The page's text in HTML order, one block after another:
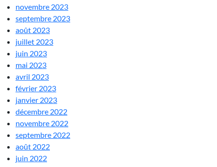
novembre 2023
septembre 2023
août 2023
juillet 2023
juin 2023
mai 2023
avril 2023
février 2023
janvier 2023
décembre 2022
novembre 2022
septembre 2022
août 2022
juin 2022